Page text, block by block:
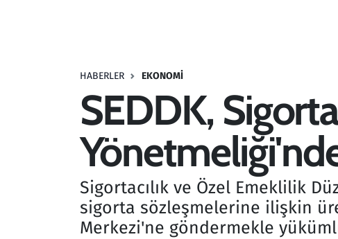
HABERLER EKONOMI
SEDDK,
Sigortacılık ve Özel Emeklilik
sigorta sözleşmelerine ilişkin
Merkezi'ne göndermekle
Savunma Sanayi